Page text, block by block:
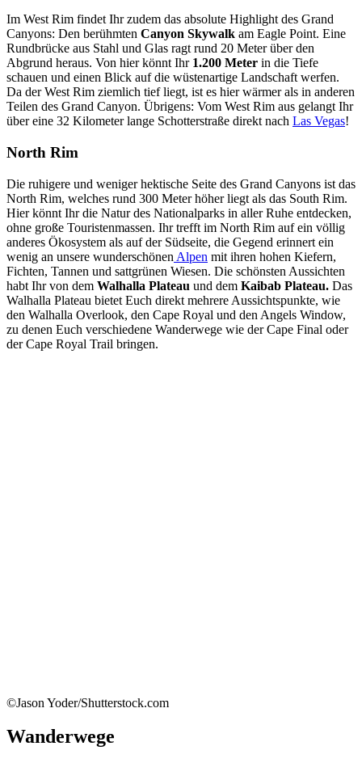
Im West Rim findet Ihr zudem das absolute Highlight des Grand
Canyons: Den berühmten Canyon Skywalk am Eagle Point. Eine
Rundbrücke aus Stahl und Glas ragt rund 20 Meter über den
Abgrund heraus. Von hier könnt Ihr 1.200 Meter in die Tiefe
schauen und einen Blick auf die wüstenartige Landschaft werfen.
Da der West Rim ziemlich tief liegt, ist es hier wärmer als in anderen
Teilen des Grand Canyon. Übrigens: Vom West Rim aus gelangt Ihr
über eine 32 Kilometer lange Schotterstraße direkt nach Las Vegas!
North Rim
Die ruhigere und weniger hektische Seite des Grand Canyons ist das
North Rim, welches rund 300 Meter höher liegt als das South Rim.
Hier könnt Ihr die Natur des Nationalparks in aller Ruhe entdecken,
ohne große Touristenmassen. Ihr trefft im North Rim auf ein völlig
anderes Ökosystem als auf der Südseite, die Gegend erinnert ein
wenig an unsere wunderschönen Alpen mit ihren hohen Kiefern,
Fichten, Tannen und sattgrünen Wiesen. Die schönsten Aussichten
habt Ihr von dem Walhalla Plateau und dem Kaibab Plateau. Das
Walhalla Plateau bietet Euch direkt mehrere Aussichtspunkte, wie
den Walhalla Overlook, den Cape Royal und den Angels Window,
zu denen Euch verschiedene Wanderwege wie der Cape Final oder
der Cape Royal Trail bringen.
©Jason Yoder/Shutterstock.com
Wanderwege